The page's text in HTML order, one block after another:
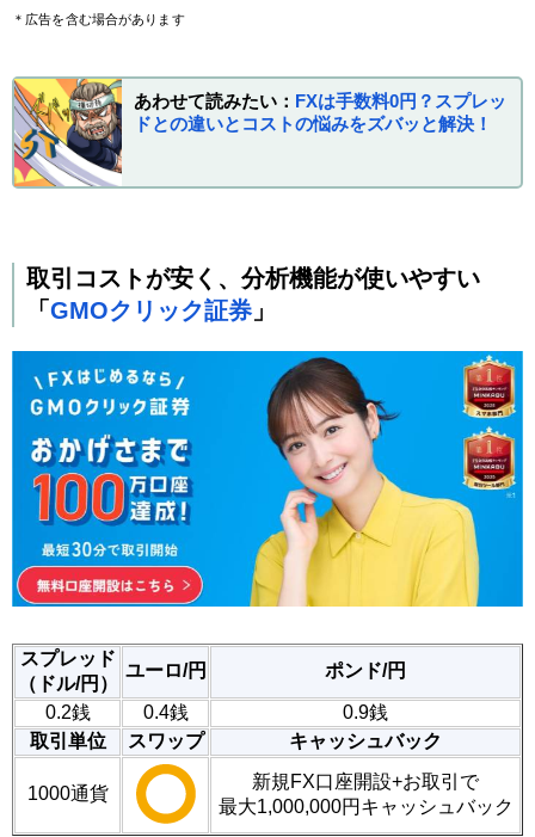
＊広告を含む場合があります
あわせて読みたい： FXは手数料0円？スプレッ
ドとの違いとコストの悩みをズバッと解決！
取引コストが安く、分析機能が使いやすい
「 GMOクリック証券 」
スプレッド
（ドル/円）
ユーロ/円 ポンド/円
0.2銭 0.4銭
0.9銭
取引単位
スワップ キャッシュバック
1000通貨
新規FX口座開設+お取引で
最大1,000,000円キャッシュバック